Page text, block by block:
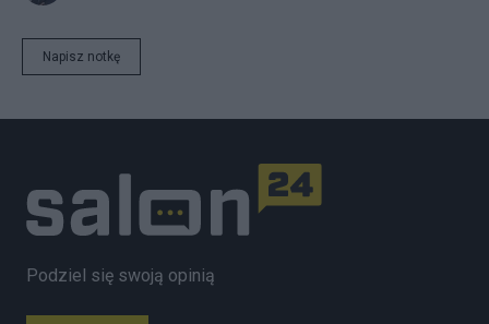
Napisz notkę
Podziel się swoją opinią